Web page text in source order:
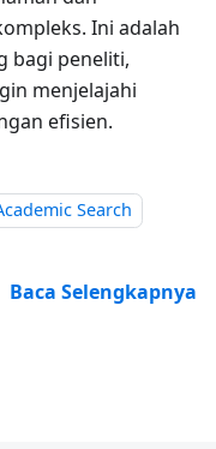
Ini adalah
bagi peneliti,
menjelajahi
efisien.
Search
Baca Selengkapnya